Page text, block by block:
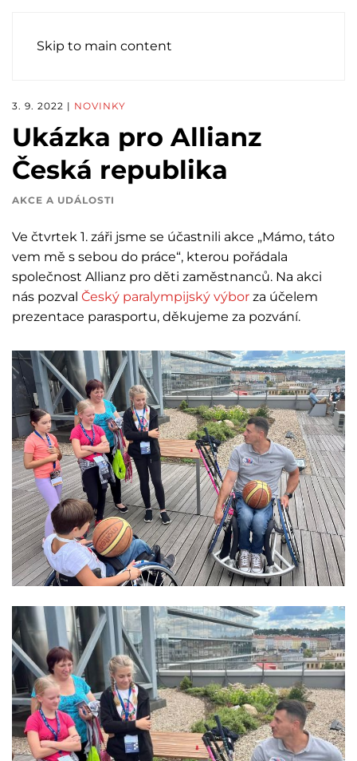
Skip to main content
3. 9. 2022 | NOVINKY
Ukázka pro Allianz
Česká republika
AKCE A UDÁLOSTI
Ve čtvrtek 1. záři jsme se účastnili akce „Mámo, táto
vem mě s sebou do práce“, kterou pořádala
společnost Allianz pro děti zaměstnanců. Na akci
nás pozval Český paralympijský výbor za účelem
prezentace parasportu, děkujeme za pozvání.